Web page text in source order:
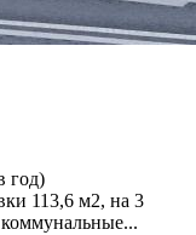
год)
113,­6 м2,­ на 3
коммунальные...